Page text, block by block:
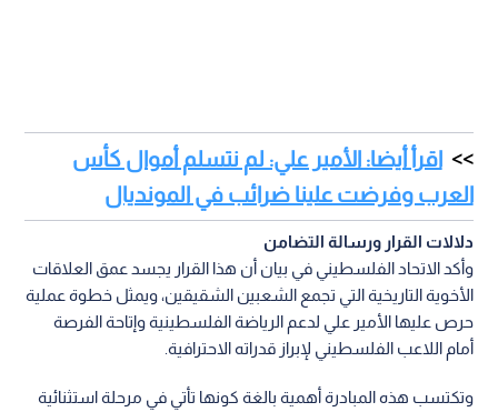
اقرأ أيضا: الأمير علي: لم نتسلم أموال كأس
العرب وفرضت علينا ضرائب في المونديال
دلالات القرار ورسالة التضامن
وأكد الاتحاد الفلسطيني في بيان أن هذا القرار يجسد عمق العلاقات
الأخوية التاريخية التي تجمع الشعبين الشقيقين، ويمثل خطوة عملية
حرص عليها الأمير علي لدعم الرياضة الفلسطينية وإتاحة الفرصة
أمام اللاعب الفلسطيني لإبراز قدراته الاحترافية.
وتكتسب هذه المبادرة أهمية بالغة كونها تأتي في مرحلة استثنائية